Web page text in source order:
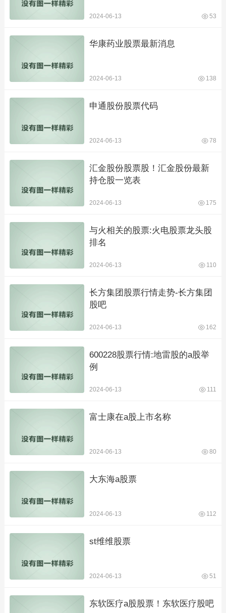
2024-06-13 53
华康药业股票最新消息
2024-06-13 138
申通股份股票代码
2024-06-13 78
汇金股份股票股！汇金股份最新
持仓股一览表
2024-06-13 175
与火相关的股票:火电股票龙头股
排名
2024-06-13 110
长方集团股票行情走势-长方集团
股吧
2024-06-13 162
600228股票行情:地雷股的a股举
例
2024-06-13 111
富士康在a股上市名称
2024-06-13 80
大东海a股票
2024-06-13 112
st维维股票
2024-06-13 51
东软医疗a股股票！东软医疗股吧